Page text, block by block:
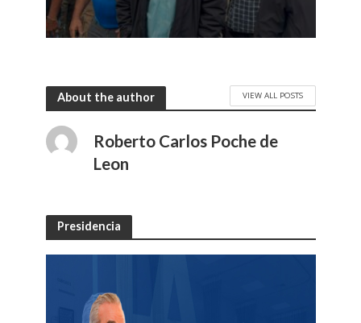
About the author VIEW ALL POSTS
Roberto Carlos Poche de
Leon
Presidencia